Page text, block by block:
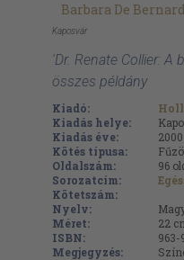
Barbara De
Kaposvár
'Dr. Renate Collier: A
összes példány
Kiadó:
Kiadás helye:
Kiadás éve:
2000
Kötés típusa:
Oldalszám:
96
Sorozatcím:
Kötetszám:
Nyelv:
Méret:
22
ISBN:
963-
Megjegyzés: